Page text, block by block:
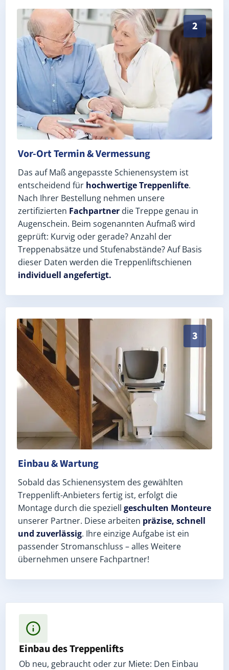
2
Exaktes Aufmaß in Harth-Pöllnitz Großebersdorf
Vor-Ort Termin & Vermessung
Das auf Maß angepasste Schienensystem ist
entscheidend für hochwertige Treppenlifte.
Nach Ihrer Bestellung nehmen unsere
zertifizierten Fachpartner die Treppe genau in
Augenschein. Beim sogenannten Aufmaß wird
geprüft: Kurvig oder gerade? Anzahl der
Treppenabsätze und Stufenabstände? Auf Basis
dieser Daten werden die Treppenliftschienen
individuell angefertigt.
3
Schneller, sauberer Einbau durch zertifizierte
Einbau & Wartung
Sobald das Schienensystem des gewählten
Treppenlift-Anbieters fertig ist, erfolgt die
Montage durch die speziell geschulten Monteure
unserer Partner. Diese arbeiten präzise, schnell
und zuverlässig. Ihre einzige Aufgabe ist ein
passender Stromanschluss – alles Weitere
übernehmen unsere Fachpartner!
Einbau des Treppenlifts
Ob neu, gebraucht oder zur Miete: Den Einbau